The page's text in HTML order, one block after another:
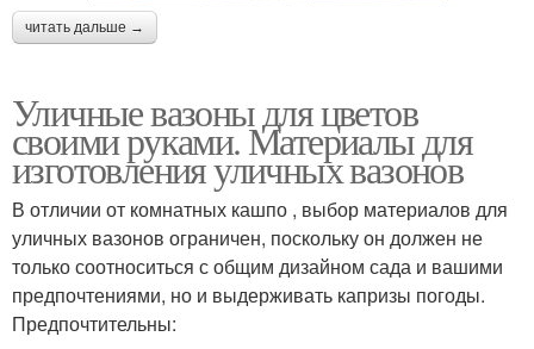
читать дальше →
Уличные вазоны для цветов
своими руками. Материалы для
изготовления уличных вазонов
В отличии от комнатных кашпо , выбор материалов для
уличных вазонов ограничен, поскольку он должен не
только соотноситься с общим дизайном сада и вашими
предпочтениями, но и выдерживать капризы погоды.
Предпочтительны: